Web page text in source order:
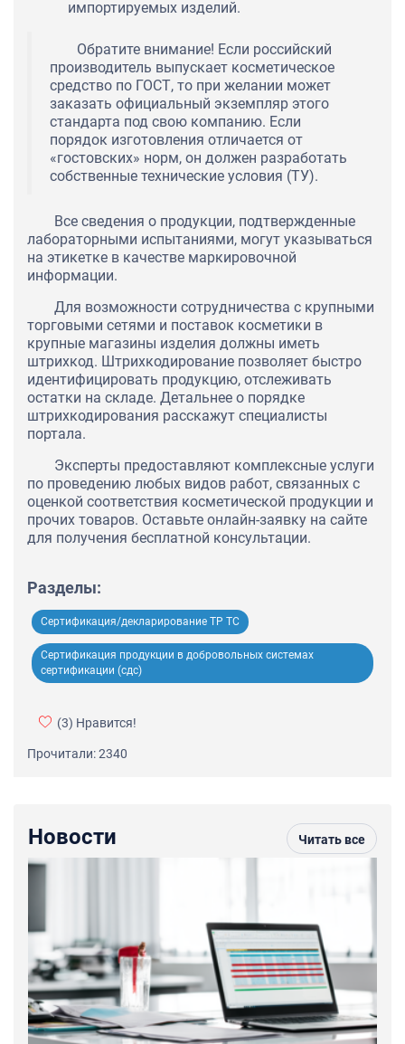
импортируемых изделий.
Обратите внимание! Если российский
производитель выпускает косметическое
средство по ГОСТ, то при желании может
заказать официальный экземпляр этого
стандарта под свою компанию. Если
порядок изготовления отличается от
«гостовских» норм, он должен разработать
собственные технические условия (ТУ).
Все сведения о продукции, подтвержденные
лабораторными испытаниями, могут указываться
на этикетке в качестве маркировочной
информации.
Для возможности сотрудничества с крупными
торговыми сетями и поставок косметики в
крупные магазины изделия должны иметь
штрихкод. Штрихкодирование позволяет быстро
идентифицировать продукцию, отслеживать
остатки на складе. Детальнее о порядке
штрихкодирования расскажут специалисты
портала.
Эксперты предоставляют комплексные услуги
по проведению любых видов работ, связанных с
оценкой соответствия косметической продукции и
прочих товаров. Оставьте онлайн-заявку на сайте
для получения бесплатной консультации.
Разделы:
Сертификация/декларирование ТР ТС
Сертификация продукции в добровольных системах
сертификации (сдс)
(3) Нравится!
Прочитали: 2340
Новости Читать все